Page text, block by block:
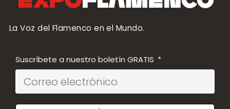
La Voz del Flamenco en el Mundo.
Suscríbete a nuestro boletín GRATIS